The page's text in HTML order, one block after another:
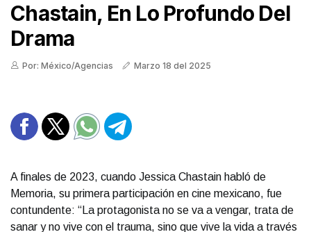
Chastain, En Lo Profundo Del
Drama
Por: México/Agencias Marzo 18 del 2025
A finales de 2023, cuando Jessica Chastain habló de
Memoria, su primera participación en cine mexicano, fue
contundente: “La protagonista no se va a vengar, trata de
sanar y no vive con el trauma, sino que vive la vida a través